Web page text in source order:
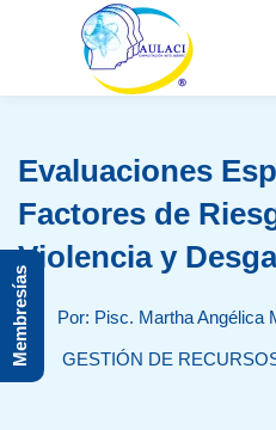
Evaluaciones
Factores de
Violencia y
Por: Pisc. Martha Angélica
GESTIÓN DE
Membresías